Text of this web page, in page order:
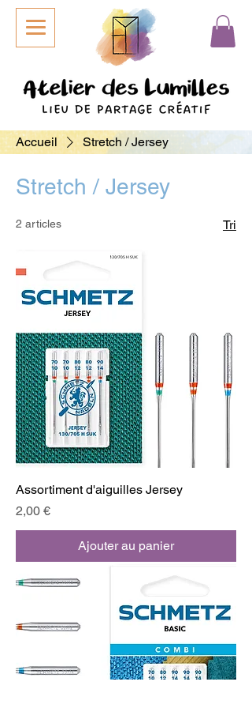
Accueil Stretch / Jersey
Stretch / Jersey
2 articles Tri
Assortiment d'aiguilles Jersey
Prix
2,00 €
Ajouter au panier